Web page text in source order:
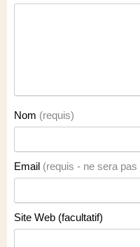
Nom (requis)
Email (requis - ne sera pas
Site Web (facultatif)